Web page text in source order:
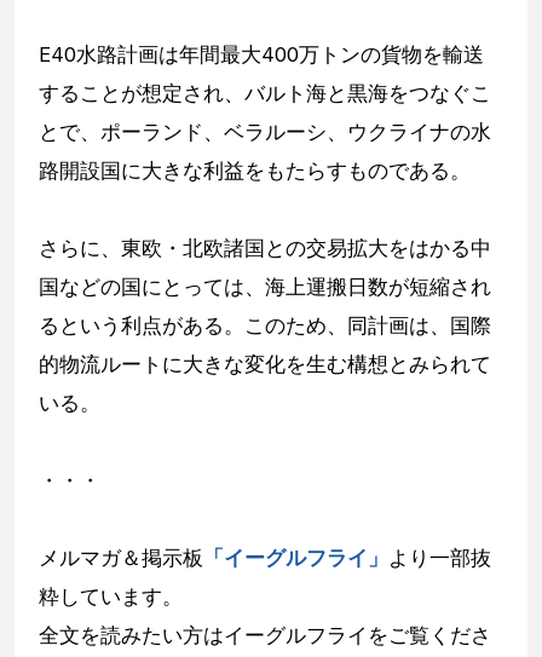
E40水路計画は年間最大400万トンの貨物を輸送
することが想定され、バルト海と黒海をつなぐこ
とで、ポーランド、ベラルーシ、ウクライナの水
路開設国に大きな利益をもたらすものである。
さらに、東欧・北欧諸国との交易拡大をはかる中
国などの国にとっては、海上運搬日数が短縮され
るという利点がある。このため、同計画は、国際
的物流ルートに大きな変化を生む構想とみられて
いる。
・・・
メルマガ＆掲示板 「イーグルフライ」 より一部抜
粋しています。
全文を読みたい方はイーグルフライをご覧くださ